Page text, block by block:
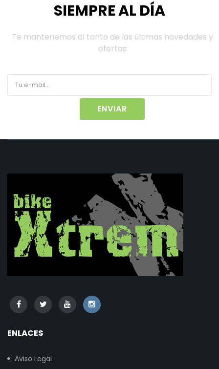
SIEMPRE AL DÍA
Te mantenemos al tanto de las últimas novedades y
ofertas
ENVIAR
ENLACES
Aviso Legal